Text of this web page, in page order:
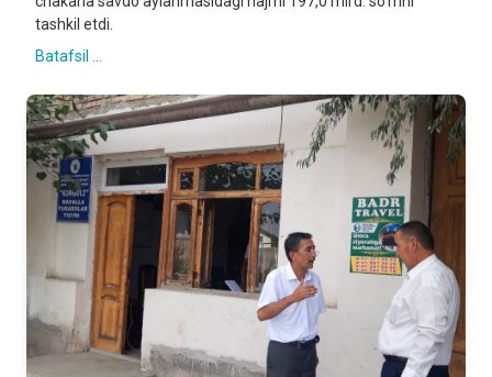
tashkil etdi.
Batafsil ...